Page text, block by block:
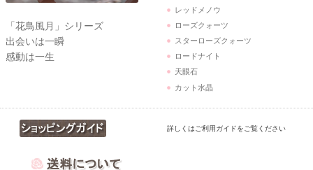
「花鳥風月」シリーズ
出会いは一瞬
感動は一生
レッドメノウ
ローズクォーツ
スターローズクォーツ
ロードナイト
天眼石
カット水晶
詳しくはご利用ガイドをご覧ください